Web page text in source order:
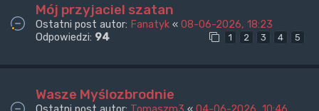
Mój przyjaciel szatan
Ostatni post autor: Fanatyk « 08-06-2026, 18:23
Odpowiedzi: 94 1 2 3 4 5
Wasze Myślozbrodnie